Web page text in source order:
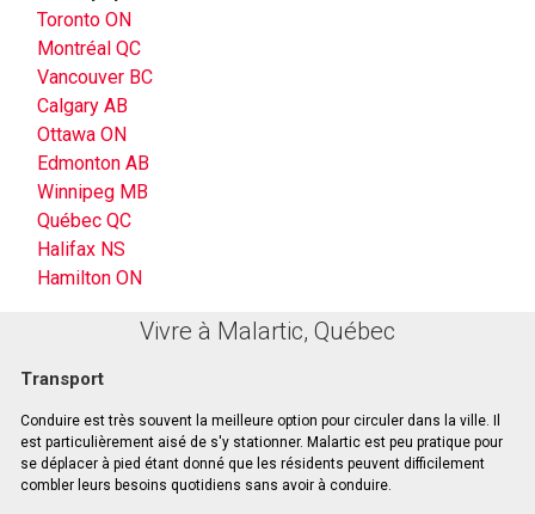
Toronto ON
Montréal QC
Vancouver BC
Calgary AB
Ottawa ON
Edmonton AB
Winnipeg MB
Québec QC
Halifax NS
Hamilton ON
Vivre à Malartic, Québec
Transport
Conduire est très souvent la meilleure option pour circuler dans la ville. Il
est particulièrement aisé de s'y stationner. Malartic est peu pratique pour
se déplacer à pied étant donné que les résidents peuvent difficilement
combler leurs besoins quotidiens sans avoir à conduire.